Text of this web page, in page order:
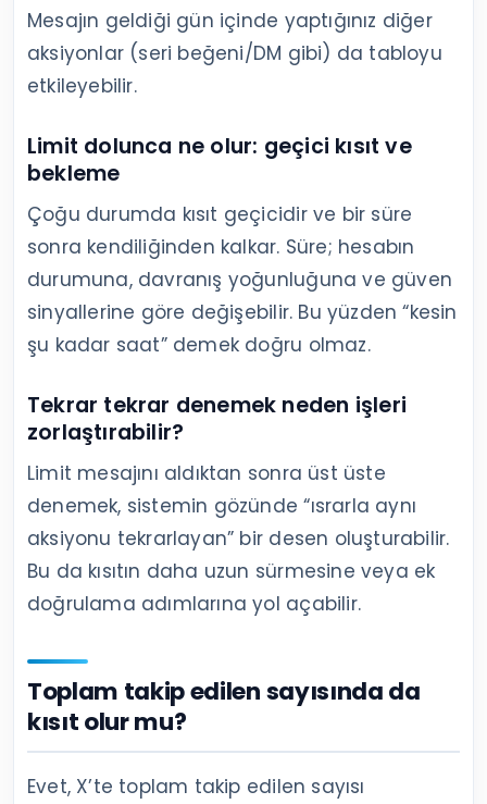
Mesajın geldiği gün içinde yaptığınız diğer
aksiyonlar (seri beğeni/DM gibi) da tabloyu
etkileyebilir.
Limit dolunca ne olur: geçici kısıt ve
bekleme
Çoğu durumda kısıt geçicidir ve bir süre
sonra kendiliğinden kalkar. Süre; hesabın
durumuna, davranış yoğunluğuna ve güven
sinyallerine göre değişebilir. Bu yüzden “kesin
şu kadar saat” demek doğru olmaz.
Tekrar tekrar denemek neden işleri
zorlaştırabilir?
Limit mesajını aldıktan sonra üst üste
denemek, sistemin gözünde “ısrarla aynı
aksiyonu tekrarlayan” bir desen oluşturabilir.
Bu da kısıtın daha uzun sürmesine veya ek
doğrulama adımlarına yol açabilir.
Toplam takip edilen sayısında da
kısıt olur mu?
Evet, X’te toplam takip edilen sayısı